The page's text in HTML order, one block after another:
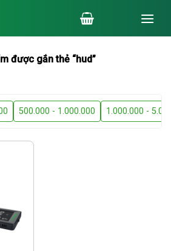
được gắn thẻ “hud”
500.000 - 1.000.000 1.000.000 -